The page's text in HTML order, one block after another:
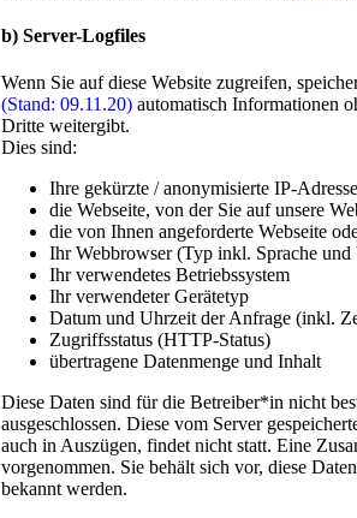
b) Server-Logfiles
Wenn Sie auf diese Website zugreifen,
(Stand: 09.11.20)automatisch Informationen
Dritte weitergibt.
Dies sind:
Ihre gekürzte / anonymisierte IP-
die Webseite, von der Sie auf unsere
die von Ihnen angeforderte Webseite
Ihr Webbrowser (Typ inkl. Sprache und
Ihr verwendetes Betriebssystem
Ihr verwendeter Gerätetyp
Datum und Uhrzeit der Anfrage (inkl.
Zugriffsstatus (HTTP-Status)
übertragene Datenmenge und Inhalt
Diese Daten sind für die Betreiber*in nicht
ausgeschlossen. Diese vom Server
auch in Auszügen, findet nicht statt. Eine
vorgenommen. Sie behält sich vor, diese
bekannt werden.